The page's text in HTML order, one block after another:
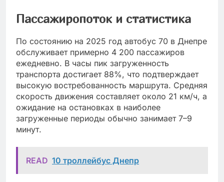
Пассажиропоток и статистика
По состоянию на 2025 год автобус 70 в Днепре
обслуживает примерно 4 200 пассажиров
ежедневно. В часы пик загруженность
транспорта достигает 88%, что подтверждает
высокую востребованность маршрута. Средняя
скорость движения составляет около 21 км/ч, а
ожидание на остановках в наиболее
загруженные периоды обычно занимает 7–9
минут.
READ 10 троллейбус Днепр